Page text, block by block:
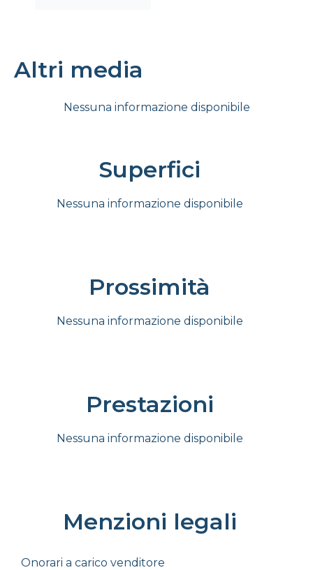
Altri media
Nessuna informazione disponibile
Superfici
Nessuna informazione disponibile
Prossimità
Nessuna informazione disponibile
Prestazioni
Nessuna informazione disponibile
Menzioni legali
Onorari a carico venditore